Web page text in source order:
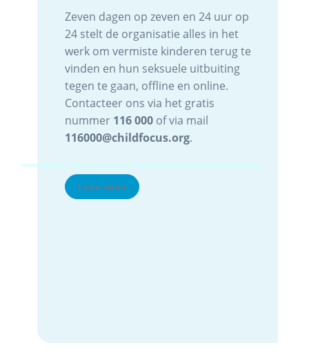
misbruikbeelden
van kinderen
Gemiddeld ontvangt Child Focus zelf
zo’n 1500 meldingen via het
burgerlijk meldpunt ‘stop seksuele
misbruikbeelden van kinderen!’
Help ons om een einde te maken
te beschermen door de beelden te
melden via ons formulier.